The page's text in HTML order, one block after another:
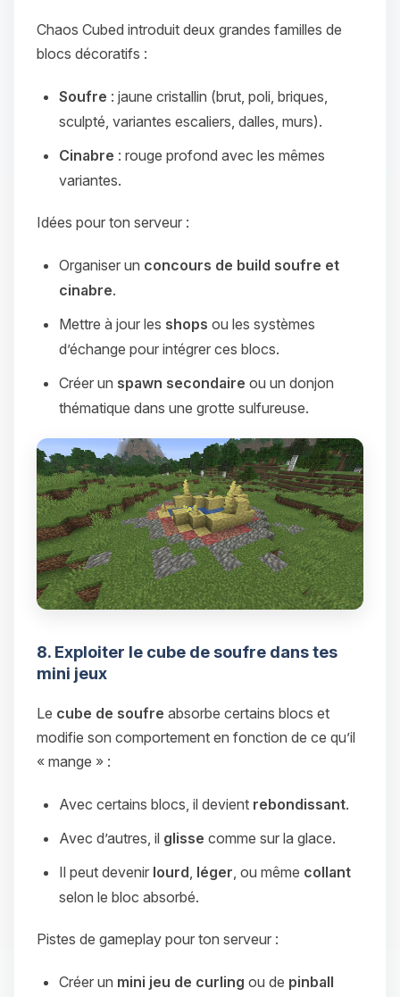
Chaos Cubed introduit deux grandes familles de
blocs décoratifs :
Soufre : jaune cristallin (brut, poli, briques,
sculpté, variantes escaliers, dalles, murs).
Cinabre : rouge profond avec les mêmes
variantes.
Idées pour ton serveur :
Organiser un concours de build soufre et
cinabre.
Mettre à jour les shops ou les systèmes
d’échange pour intégrer ces blocs.
Créer un spawn secondaire ou un donjon
thématique dans une grotte sulfureuse.
8. Exploiter le cube de soufre dans tes
mini jeux
Le cube de soufre absorbe certains blocs et
modifie son comportement en fonction de ce qu’il
« mange » :
Avec certains blocs, il devient rebondissant.
Avec d’autres, il glisse comme sur la glace.
Il peut devenir lourd léger , ou même collant
selon le bloc absorbé.
Pistes de gameplay pour ton serveur :
Créer un mini jeu de curling ou de pinball